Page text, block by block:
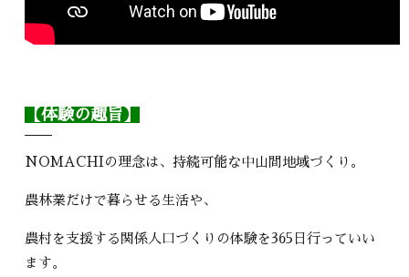
【体験の趣旨】
NOMACHIの理念は、持続可能な中山間地域づくり。
農林業だけで暮らせる生活や、
農村を支援する関係人口づくりの体験を365日行っていい
ます。